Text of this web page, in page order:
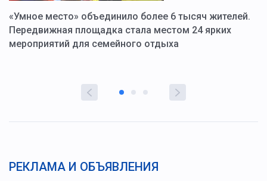
«Умное место» объединило более 6 тысяч жителей.
Передвижная площадка стала местом 24 ярких
мероприятий для семейного отдыха
РЕКЛАМА И ОБЪЯВЛЕНИЯ